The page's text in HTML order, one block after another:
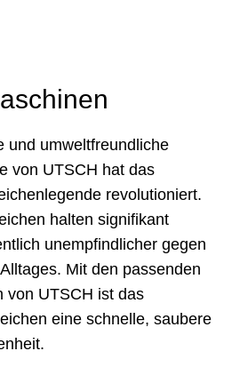
und umweltfreundliche
von UTSCH hat das
revolutioniert.
halten signifikant
unempfindlicher gegen
Mit den passenden
von UTSCH ist das
eine schnelle, saubere